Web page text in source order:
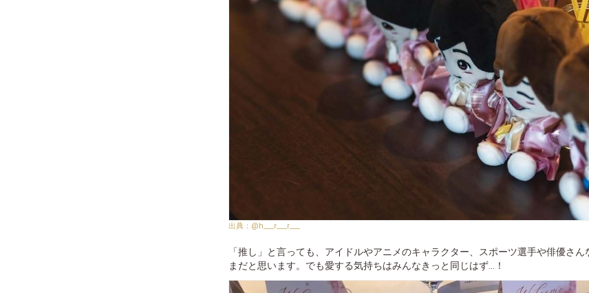
@h___r___r___
「推し」と言っても、アイドルやアニメのキャラクター、スポーツ選手や俳優さ
まだと思います。でも愛する気持ちはみんなきっと同じはず...！